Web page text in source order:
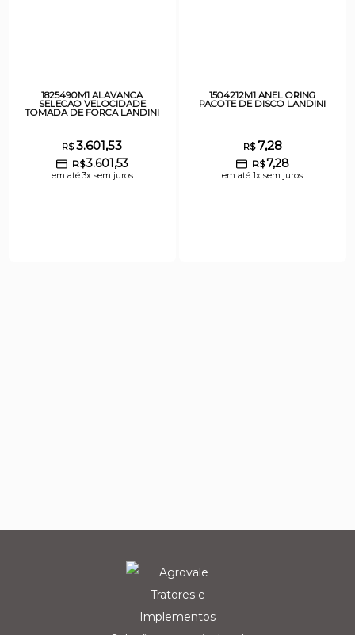
1825490M1 ALAVANCA
SELECAO VELOCIDADE
TOMADA DE FORCA LANDINI
R$3.601,53
R$3.601,53
em até 3x sem juros
1504212M1 ANEL ORING
PACOTE DE DISCO LANDINI
R$7,28
R$7,28
em até 1x sem juros